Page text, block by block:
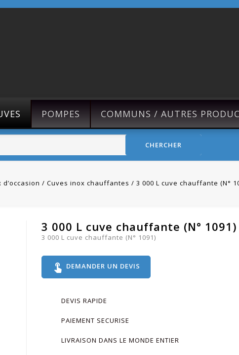
POMPES COMMUNS / AUTRES
CHERCHER
Cuves inox chauffantes 3 000 L cuve chauffante (N°
3 000 L cuve chauffante (N° 1091)
3 000 L cuve chauffante (N° 1091)
touch_app DEMANDER UN DEVIS
DEVIS RAPIDE
PAIEMENT SECURISE
LIVRAISON DANS LE MONDE ENTIER